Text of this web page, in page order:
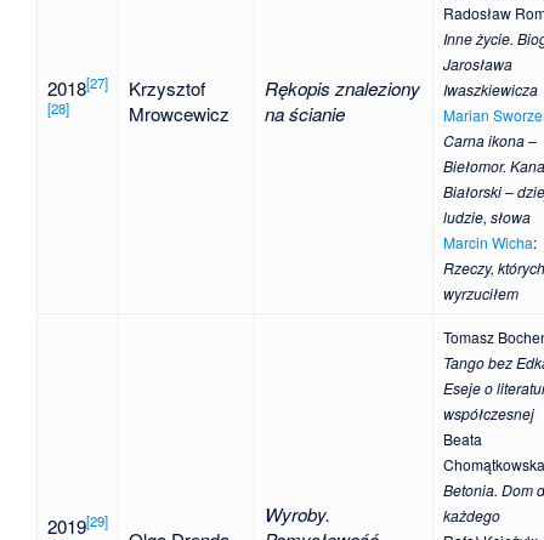
2018[27]
[28]
Krzysztof
Mrowcewicz
Rękopis znaleziony
na ścianie
Radosław
Inne życie.
Jarosława
Iwaszkiewicza
Marian
Carna ikona –
Biełomor.
Białorski –
ludzie, słowa
Marcin Wicha:
Rzeczy,
wyrzuciłem
2019[29]
Wyroby.
Tomasz
Tango bez
Eseje o
współczesnej
Beata
Chomątkowska
Betonia. Dom
każdego